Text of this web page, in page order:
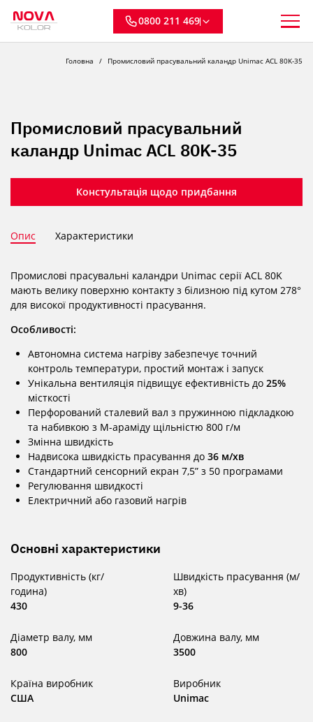
0800 211 469
Головна Промисловий прасувальний каландр Unimac ACL 80K-35
Промисловий прасувальний
каландр Unimac ACL 80K-35
Констультація щодо придбання
Опис Характеристики
Промислові прасувальні каландри Unimac серії ACL 80K
мають велику поверхню контакту з білизною під кутом 278°
для високої продуктивності прасування.
Особливості:
Автономна система нагріву забезпечує точний
контроль температури, простий монтаж і запуск
Унікальна вентиляція підвищує ефективність до 25%
місткості
Перфорований сталевий вал з пружинною підкладкою
та набивкою з М-араміду щільністю 800 г/м
Змінна швидкість
Надвисока швидкість прасування до 36 м/хв
Стандартний сенсорний екран 7,5” з 50 програмами
Регулювання швидкості
Електричний або газовий нагрів
Основні характеристики
Продуктивність (кг/
година)
430
Швидкість прасування (м/
хв)
9-36
Діаметр валу, мм
800
Довжина валу, мм
3500
Країна виробник
США
Виробник
Unimac